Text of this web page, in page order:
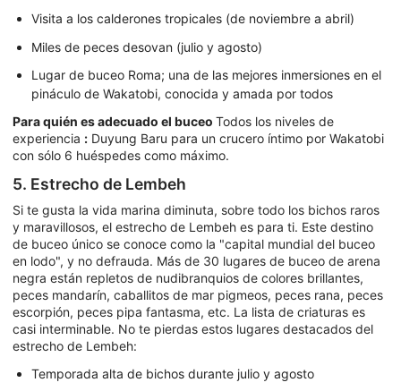
Visita a los calderones tropicales (de noviembre a abril)
Miles de peces desovan (julio y agosto)
Lugar de buceo Roma; una de las mejores inmersiones en el
pináculo de Wakatobi, conocida y amada por todos
Para quién es adecuado el buceo Todos los niveles de
experiencia : Duyung Baru para un crucero íntimo por Wakatobi
con sólo 6 huéspedes como máximo.
5. Estrecho de Lembeh
Si te gusta la vida marina diminuta, sobre todo los bichos raros
y maravillosos, el estrecho de Lembeh es para ti. Este destino
de buceo único se conoce como la "capital mundial del buceo
en lodo", y no defrauda. Más de 30 lugares de buceo de arena
negra están repletos de nudibranquios de colores brillantes,
peces mandarín, caballitos de mar pigmeos, peces rana, peces
escorpión, peces pipa fantasma, etc. La lista de criaturas es
casi interminable. No te pierdas estos lugares destacados del
estrecho de Lembeh:
Temporada alta de bichos durante julio y agosto